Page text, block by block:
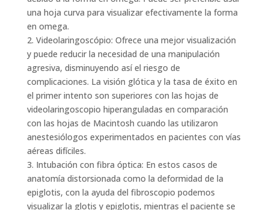
una hoja curva para visualizar efectivamente la forma
en omega.
2. Videolaringoscópio: Ofrece una mejor visualización
y puede reducir la necesidad de una manipulación
agresiva, disminuyendo así el riesgo de
complicaciones. La visión glótica y la tasa de éxito en
el primer intento son superiores con las hojas de
videolaringoscopio hiperanguladas en comparación
con las hojas de Macintosh cuando las utilizaron
anestesiólogos experimentados en pacientes con vías
aéreas difíciles.
3. Intubación con fibra óptica: En estos casos de
anatomía distorsionada como la deformidad de la
epiglotis, con la ayuda del fibroscopio podemos
visualizar la glotis y epiglotis, mientras el paciente se